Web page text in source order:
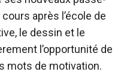
après l’école de
le dessin et le
l’opportunité de
mots de motivation.